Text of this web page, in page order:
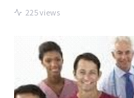
225 views